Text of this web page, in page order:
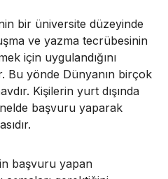
bir üniversite düzeyinde
ve yazma tecrübesinin
için uygulandığını
Bu yönde Dünyanın birçok
Kişilerin yurt dışında
başvuru yaparak
başvuru yapan